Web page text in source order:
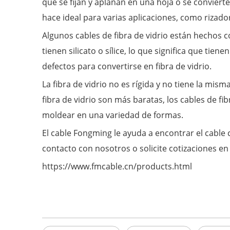
hace ideal para varias aplicaciones, como
Algunos cables de fibra de vidrio están hechos
tienen silicato o sílice, lo que significa que
defectos para convertirse en fibra de vidrio.
La fibra de vidrio no es rígida y no tiene la
fibra de vidrio son más baratas, los cables de
moldear en una variedad de formas.
El cable Fongming le ayuda a encontrar el
contacto con nosotros o solicite cotizaciones
https://www.fmcable.cn/products.html